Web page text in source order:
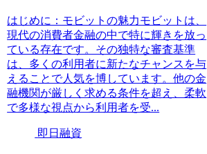
はじめに：モビットの魅力モビットは、
現代の消費者金融の中で特に輝きを放っ
ている存在です。その独特な審査基準
は、多くの利用者に新たなチャンスを与
えることで人気を博しています。他の金
融機関が厳しく求める条件を超え、柔軟
で多様な視点から利用者を受...
即日融資